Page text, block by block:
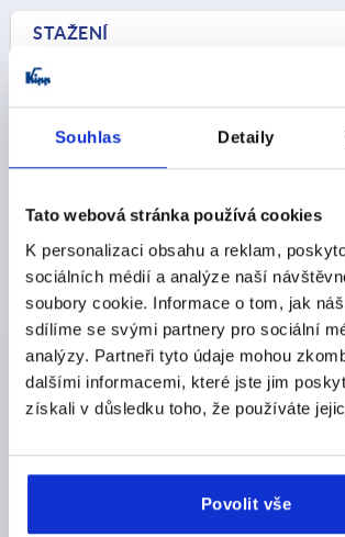
Souhlas Detaily
Tato webová stránka používá cookies
K personalizaci obsahu a reklam,
sociálních médií a analýze naší
soubory cookie. Informace o tom, jak
sdílíme se svými partnery pro sociální
analýzy. Partneři tyto údaje mohou
dalšími informacemi, které jste jim
získali v důsledku toho, že používáte
Povolit vše
STAŽENÍ